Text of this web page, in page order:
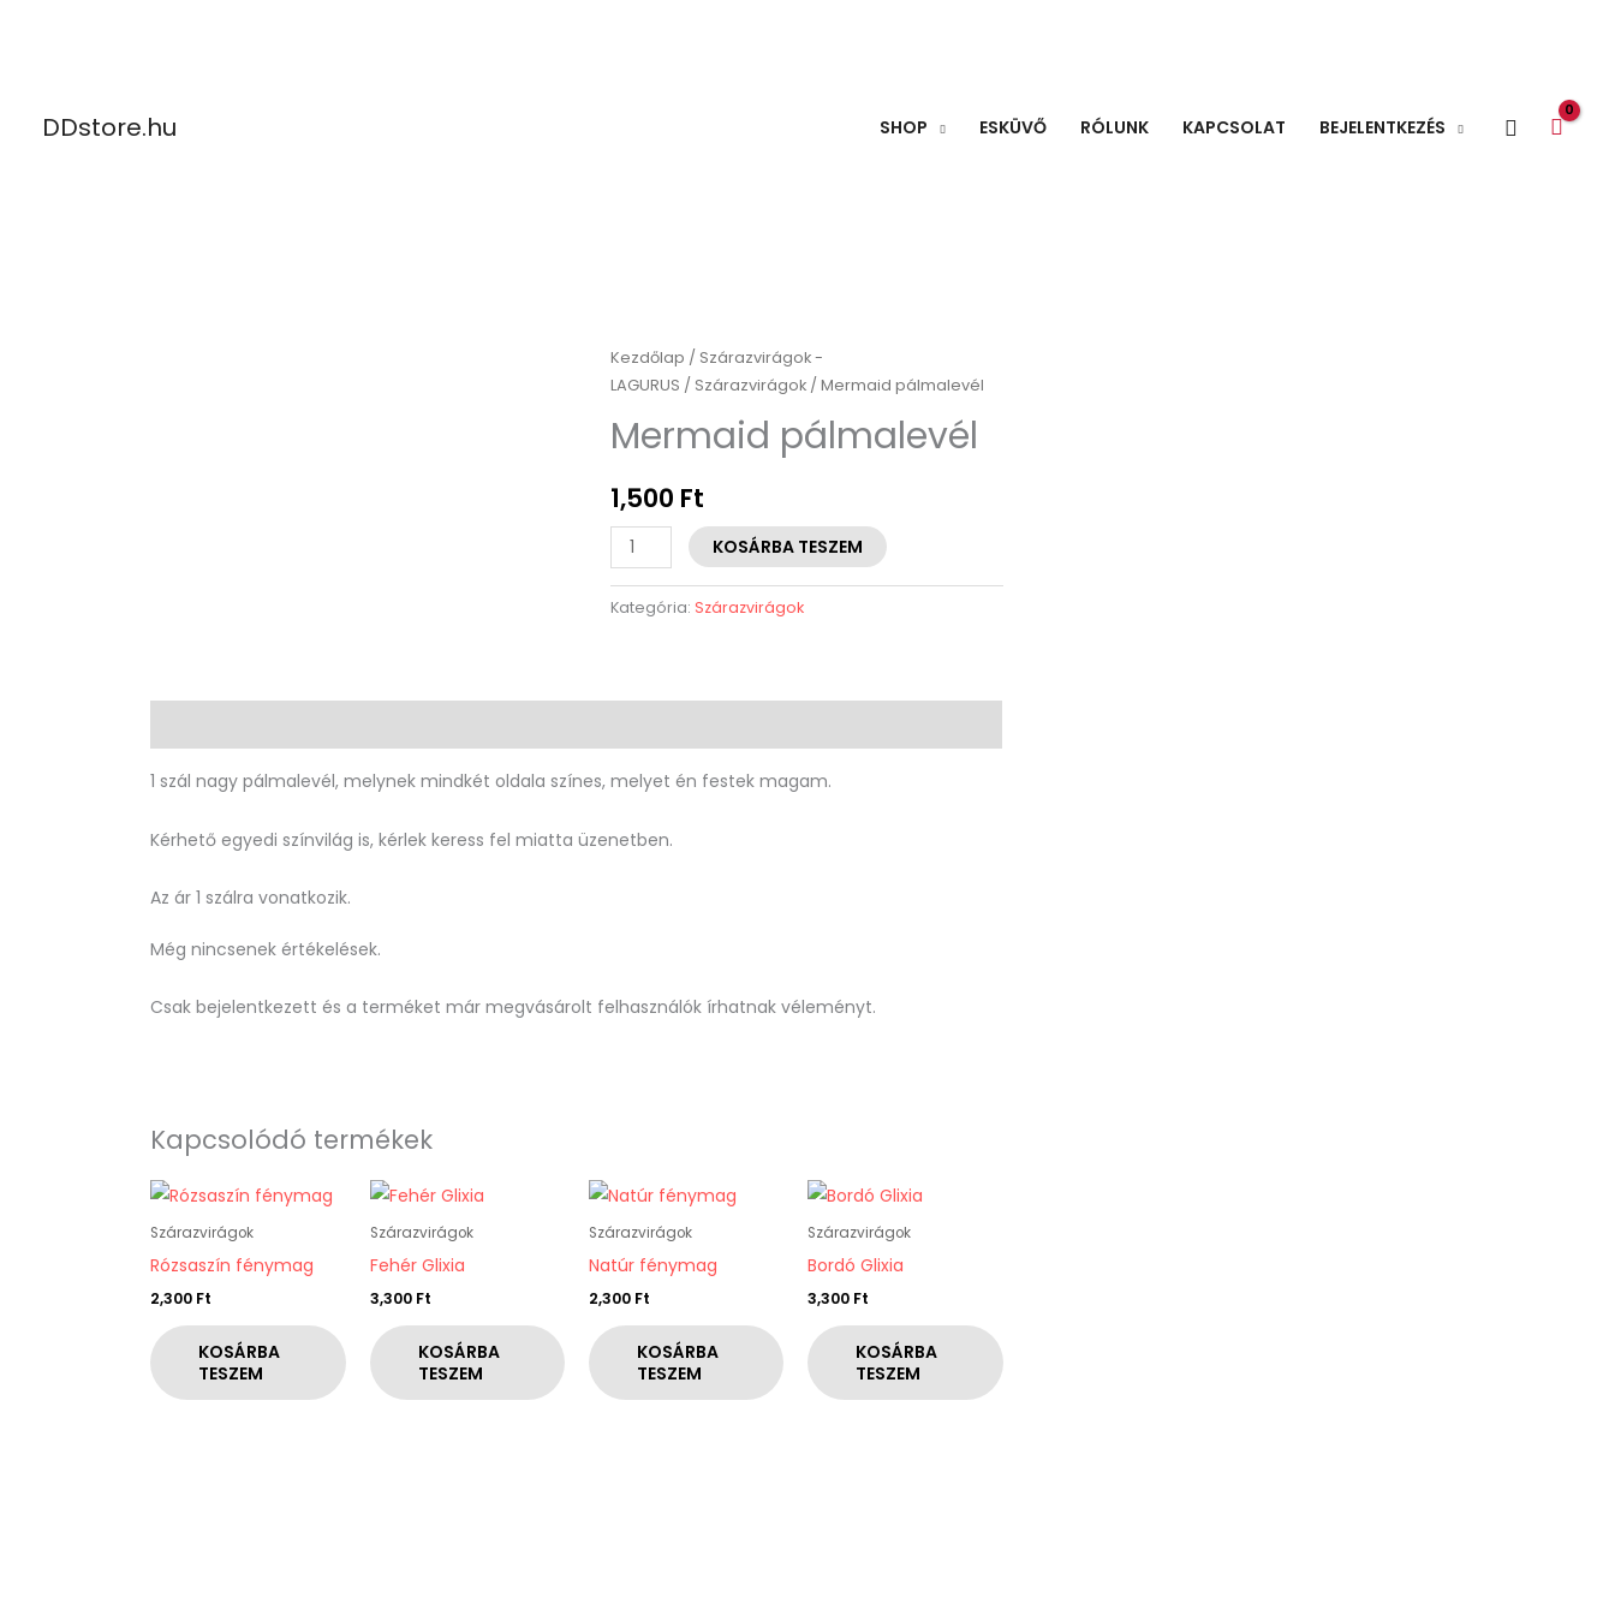
DDstore.hu SHOP ESKÜVŐ RÓLUNK KAPCSOLAT BEJELENTKEZÉS Search
Kezdőlap / Szárazvirágok -
LAGURUS / Szárazvirágok / Mermaid pálmalevél
Mermaid pálmalevél
1,500 Ft
Mermaid
pálmalevél
mennyiség
KOSÁRBA TESZEM
Kategória:Szárazvirágok
1 szál nagy pálmalevél, melynek mindkét oldala színes, melyet én festek magam.
Kérhető egyedi színvilág is, kérlek keress fel miatta üzenetben.
Az ár 1 szálra vonatkozik.
Még nincsenek értékelések.
Csak bejelentkezett és a terméket már megvásárolt felhasználók írhatnak véleményt.
Kapcsolódó termékek
Szárazvirágok
Rózsaszín fénymag
2,300 Ft
KOSÁRBA
TESZEM
Szárazvirágok
Fehér Glixia
3,300 Ft
KOSÁRBA
TESZEM
Szárazvirágok
Natúr fénymag
2,300 Ft
KOSÁRBA
TESZEM
Szárazvirágok
Bordó Glixia
3,300 Ft
KOSÁRBA
TESZEM